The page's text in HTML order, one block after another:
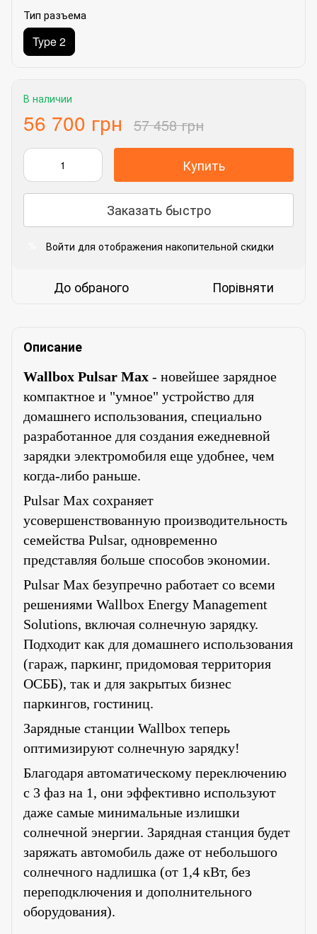
Тип разъема
Type 2
В наличии
56 700 грн 57 458 грн
Купить
Заказать быстро
Войти для отображения накопительной скидки
До обраного Порівняти
Описание
Wallbox Pulsar Max - новейшее зарядное
компактное и "умное" устройство для
домашнего использования, специально
разработанное для создания ежедневной
зарядки электромобиля еще удобнее, чем
когда-либо раньше.
Pulsar Max сохраняет
усовершенствованную производительность
семейства Pulsar, одновременно
представляя больше способов экономии.
Pulsar Max безупречно работает со всеми
решениями Wallbox Energy Management
Solutions, включая солнечную зарядку.
Подходит как для домашнего использования
(гараж, паркинг, придомовая территория
ОСББ), так и для закрытых бизнес
паркингов, гостиниц.
Зарядные станции Wallbox теперь
оптимизируют солнечную зарядку!
Благодаря автоматическому переключению
с 3 фаз на 1, они эффективно используют
даже самые минимальные излишки
солнечной энергии. Зарядная станция будет
заряжать автомобиль даже от небольшого
солнечного надлишка (от 1,4 кВт, без
переподключения и дополнительного
оборудования).